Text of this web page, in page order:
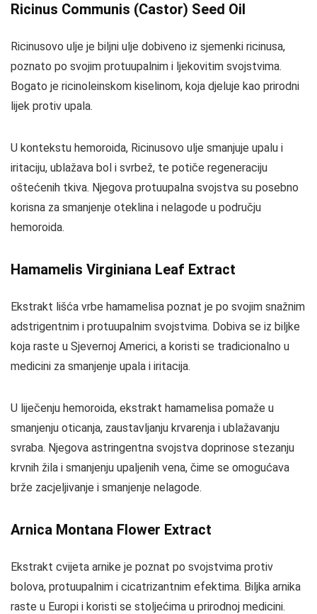
Ricinus Communis (Castor) Seed Oil
Ricinusovo ulje je biljni ulje dobiveno iz sjemenki ricinusa,
poznato po svojim protuupalnim i ljekovitim svojstvima.
Bogato je ricinoleinskom kiselinom, koja djeluje kao prirodni
lijek protiv upala.
U kontekstu hemoroida, Ricinusovo ulje smanjuje upalu i
iritaciju, ublažava bol i svrbež, te potiče regeneraciju
oštećenih tkiva. Njegova protuupalna svojstva su posebno
korisna za smanjenje oteklina i nelagode u području
hemoroida.
Hamamelis Virginiana Leaf Extract
Ekstrakt lišća vrbe hamamelisa poznat je po svojim snažnim
adstrigentnim i protuupalnim svojstvima. Dobiva se iz biljke
koja raste u Sjevernoj Americi, a koristi se tradicionalno u
medicini za smanjenje upala i iritacija.
U liječenju hemoroida, ekstrakt hamamelisa pomaže u
smanjenju oticanja, zaustavljanju krvarenja i ublažavanju
svraba. Njegova astringentna svojstva doprinose stezanju
krvnih žila i smanjenju upaljenih vena, čime se omogućava
brže zacjeljivanje i smanjenje nelagode.
Arnica Montana Flower Extract
Ekstrakt cvijeta arnike je poznat po svojstvima protiv
bolova, protuupalnim i cicatrizantnim efektima. Biljka arnika
raste u Europi i koristi se stoljećima u prirodnoj medicini.